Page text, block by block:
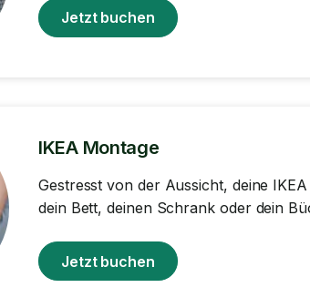
Jetzt buchen
IKEA Montage
Gestresst von der Aussicht, deine
dein Bett, deinen Schrank oder dein
Jetzt buchen